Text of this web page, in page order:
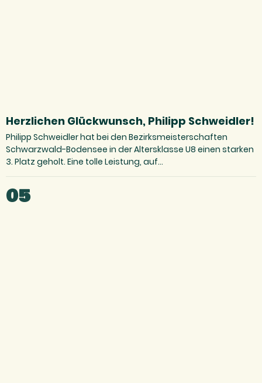
Herzlichen Glückwunsch, Philipp Schweidler!
Philipp Schweidler hat bei den Bezirksmeisterschaften
Schwarzwald-Bodensee in der Altersklasse U8 einen starken
3. Platz geholt. Eine tolle Leistung, auf…
05